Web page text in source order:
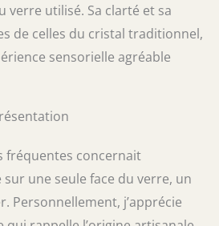
verre utilisé. Sa clarté et sa
de celles du cristal traditionnel,
sensorielle agréable
fréquentes concernait
sur une seule face du verre, un
Personnellement, j’apprécie